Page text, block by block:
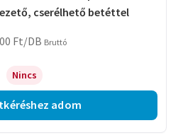
cserélhető betéttel
Ft/DB Bruttó
Nincs
adom